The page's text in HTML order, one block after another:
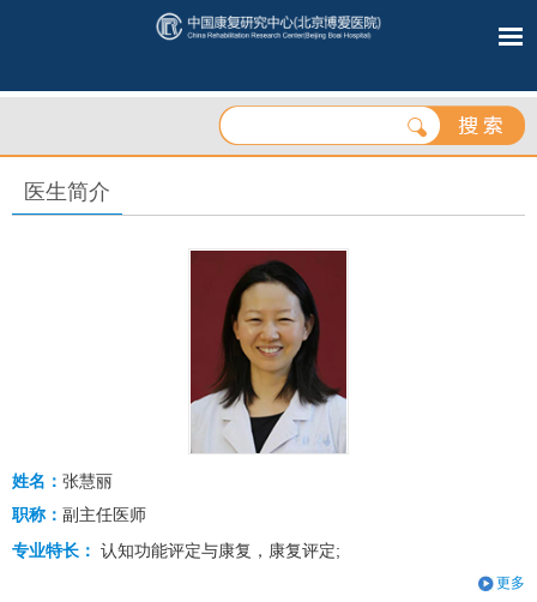
医生简介
姓名： 张慧丽
职称： 副主任医师
专业特长： 认知功能评定与康复，康复评定;
更多